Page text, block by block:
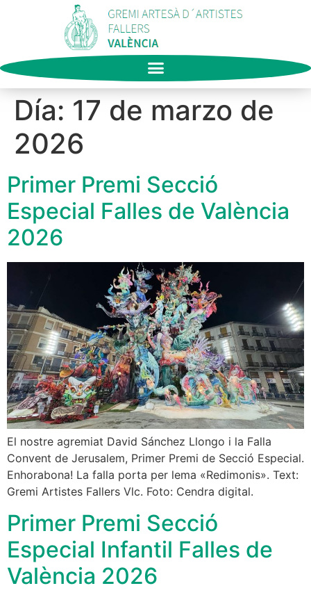
Día: 17 de marzo de
2026
Primer Premi Secció
Especial Falles de València
2026
El nostre agremiat David Sánchez Llongo i la Falla
Convent de Jerusalem, Primer Premi de Secció Especial.
Enhorabona! La falla porta per lema «Redimonis». Text:
Gremi Artistes Fallers Vlc. Foto: Cendra digital.
Primer Premi Secció
Especial Infantil Falles de
València 2026